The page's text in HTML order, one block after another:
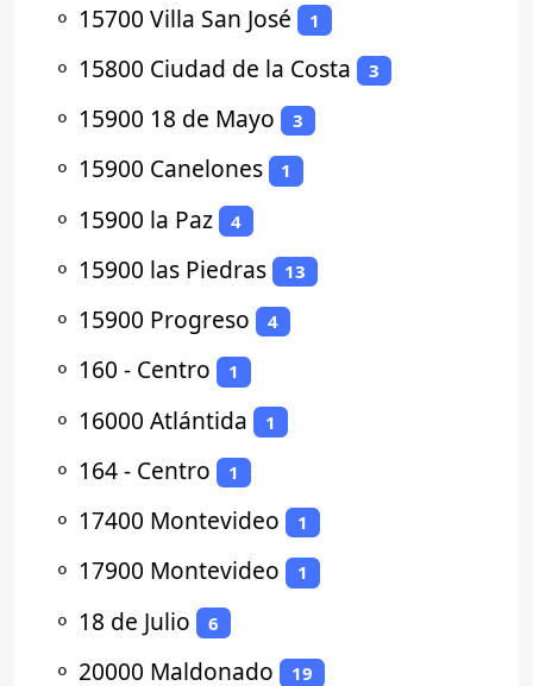
⚬ 15700 Villa San José 1
⚬ 15800 Ciudad de la Costa 3
⚬ 15900 18 de Mayo 3
⚬ 15900 Canelones 1
⚬ 15900 la Paz 4
⚬ 15900 las Piedras 13
⚬ 15900 Progreso 4
⚬ 160 - Centro 1
⚬ 16000 Atlántida 1
⚬ 164 - Centro 1
⚬ 17400 Montevideo 1
⚬ 17900 Montevideo 1
⚬ 18 de Julio 6
⚬ 20000 Maldonado 19